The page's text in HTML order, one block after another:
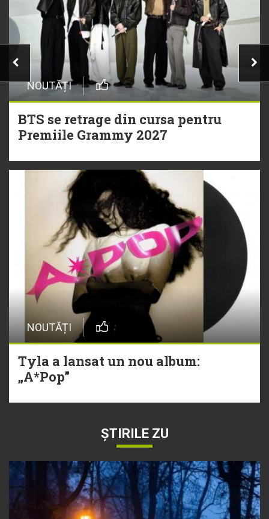
NOUTĂȚI
BTS se retrage din cursa pentru
Premiile Grammy 2027
NOUTĂȚI
Tyla a lansat un nou album:
„A*Pop”
ȘTIRILE ZU